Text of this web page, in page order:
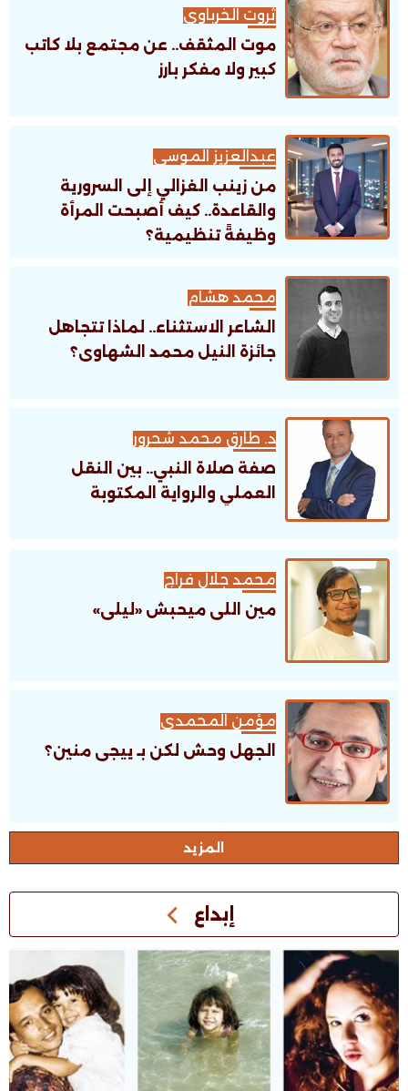
ثروت الخرباوى
موت المثقف.. عن مجتمع بلا كاتب
كبير ولا مفكر بارز
عبدالعزيز الموسى
من زينب الغزالي إلى السرورية
والقاعدة.. كيف أصبحت المرأة
وظيفةً تنظيمية؟
محمد هشام
الشاعر الاستثناء.. لماذا تتجاهل
جائزة النيل محمد الشهاوى؟
د. طارق محمد شحرور
صفة صلاة النبي.. بين النقل
العملي والرواية المكتوبة
محمد جلال فراج
مين اللى ميحبش «ليلى»
مؤمن المحمدى
الجهل وحش لكن بـ ييجى منين؟
اﻟﻤﺰﻳﺪ
إبداع